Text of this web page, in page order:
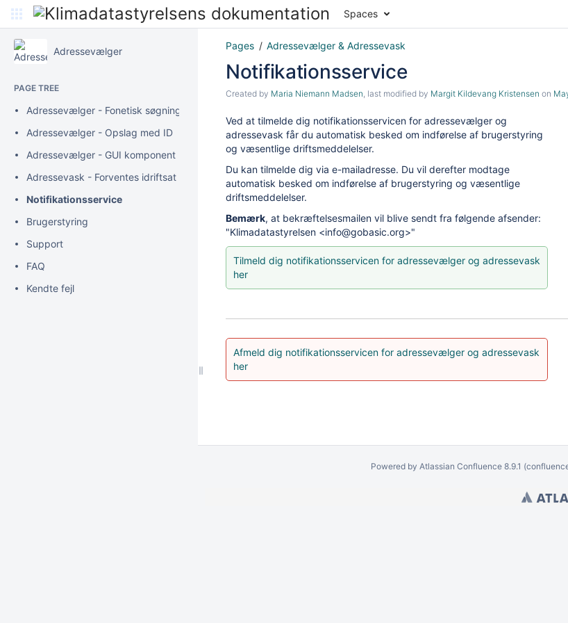
Spaces
Adressevælger
PAGE TREE
Adressevælger - Fonetisk søgning
Adressevælger - Opslag med ID
Adressevælger - GUI komponent
Adressevask - Forventes idriftsat ultimo august 2026
Notifikationsservice
Brugerstyring
Support
FAQ
Kendte fejl
Pages Adressevælger & Adressevask
Notifikationsservice
Created by Maria Niemann Madsen, last modified by Margit Kildevang Kristensen on
Ved at tilmelde dig notifikationsservicen for adressevælger og
adressevask får du automatisk besked om indførelse af brugerstyring
og væsentlige driftsmeddelelser.
Du kan tilmelde dig via e-mailadresse. Du vil derefter modtage
automatisk besked om indførelse af brugerstyring og væsentlige
driftsmeddelelser.
Bemærk, at bekræftelsesmailen vil blive sendt fra følgende afsender:
"Klimadatastyrelsen <info@gobasic.org>"
Tilmeld dig notifikationsservicen for adressevælger og adressevask
her
Afmeld dig notifikationsservicen for adressevælger og adressevask
her
Powered by Atlassian Confluence 8.9.1